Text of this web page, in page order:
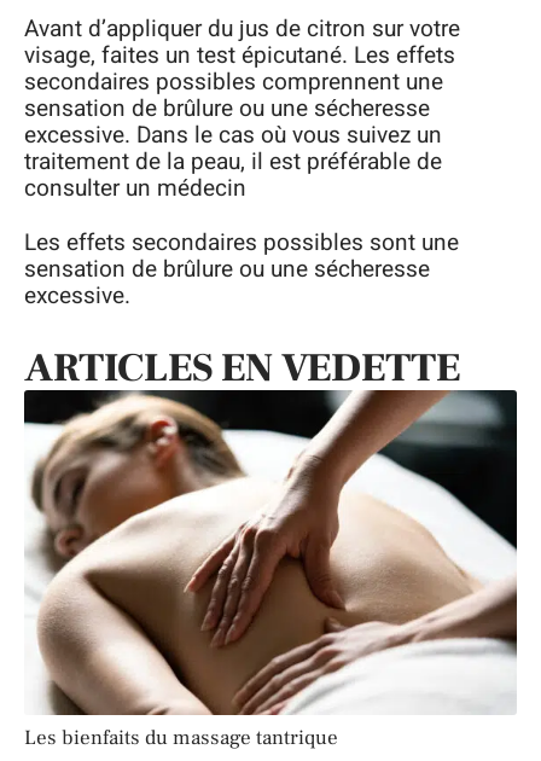
Avant d’appliquer du jus de citron sur votre
visage, faites un test épicutané. Les effets
secondaires possibles comprennent une
sensation de brûlure ou une sécheresse
excessive. Dans le cas où vous suivez un
traitement de la peau, il est préférable de
consulter un médecin
Les effets secondaires possibles sont une
sensation de brûlure ou une sécheresse
excessive.
ARTICLES EN VEDETTE
Les bienfaits du massage tantrique